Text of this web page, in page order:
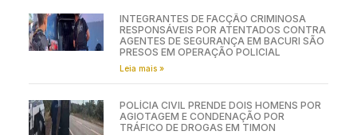
INTEGRANTES DE FACÇÃO CRIMINOSA
RESPONSÁVEIS POR ATENTADOS CONTRA
AGENTES DE SEGURANÇA EM BACURI SÃO
PRESOS EM OPERAÇÃO POLICIAL
Leia mais »
POLÍCIA CIVIL PRENDE DOIS HOMENS POR
AGIOTAGEM E CONDENAÇÃO POR
TRÁFICO DE DROGAS EM TIMON